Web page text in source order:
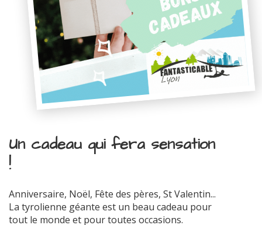
Un cadeau qui fera sensation
!
Anniversaire, Noël, Fête des pères, St Valentin...
La tyrolienne géante est un beau cadeau pour
tout le monde et pour toutes occasions.